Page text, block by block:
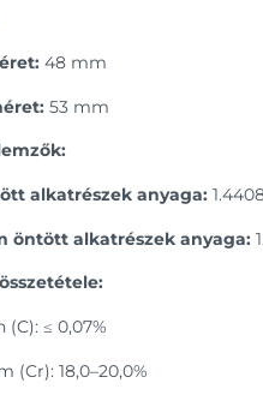
48 mm
53 mm
alkatrészek anyaga:
öntött alkatrészek anyaga:
(C): ≤ 0,07%
(Cr): 18,0–20,0%